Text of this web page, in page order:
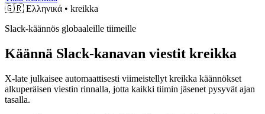
🇬🇷 Ελληνικά • kreikka
Slack-käännös globaaleille tiimeille
Käännä Slack-kanavan viestit kreikka
X-late julkaisee automaattisesti viimeistellyt kreikka käännökset
alkuperäisen viestin rinnalla, jotta kaikki tiimin jäsenet pysyvät ajan
tasalla.